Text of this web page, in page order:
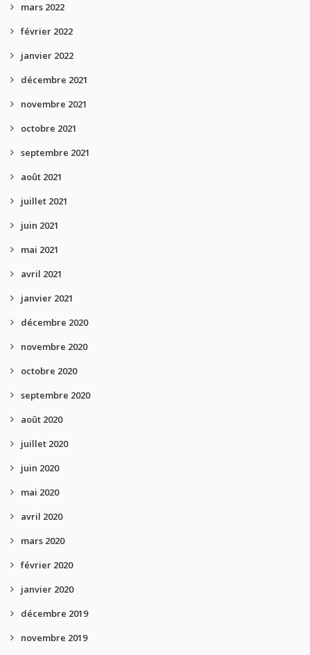
mars 2022
février 2022
janvier 2022
décembre 2021
novembre 2021
octobre 2021
septembre 2021
août 2021
juillet 2021
juin 2021
mai 2021
avril 2021
janvier 2021
décembre 2020
novembre 2020
octobre 2020
septembre 2020
août 2020
juillet 2020
juin 2020
mai 2020
avril 2020
mars 2020
février 2020
janvier 2020
décembre 2019
novembre 2019